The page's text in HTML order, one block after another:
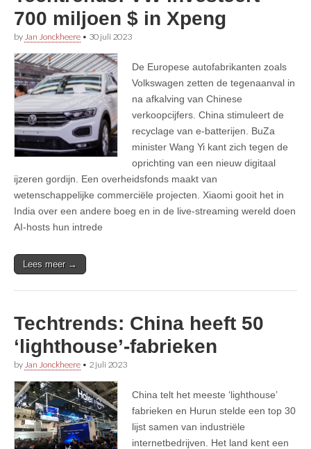
700 miljoen $ in Xpeng
by Jan Jonckheere • 30 juli 2023
De Europese autofabrikanten zoals
Volkswagen zetten de tegenaanval in
na afkalving van Chinese
verkoopcijfers. China stimuleert de
recyclage van e-batterijen. BuZa
minister Wang Yi kant zich tegen de
oprichting van een nieuw digitaal
ijzeren gordijn. Een overheidsfonds maakt van
wetenschappelijke commerciële projecten. Xiaomi gooit het in
India over een andere boeg en in de live-streaming wereld doen
AI-hosts hun intrede
Lees meer →
Techtrends: China heeft 50
‘lighthouse’-fabrieken
by Jan Jonckheere • 2 juli 2023
China telt het meeste ‘lighthouse’
fabrieken en Hurun stelde een top 30
lijst samen van industriële
internetbedrijven. Het land kent een